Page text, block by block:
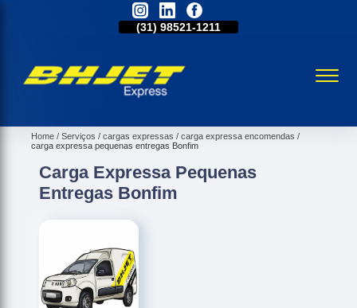
(31)98521-1211
Home Serviços cargas expressas
carga expressa encomendas
carga expressa pequenas entregas Bonfim
Carga Expressa Pequenas
Entregas Bonfim